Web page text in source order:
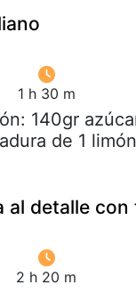
1 h 30 m
140gr
de 1
al detalle con
2 h 20 m